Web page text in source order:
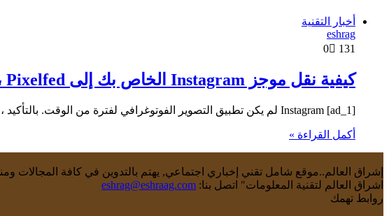
أخبار التقنية
eshrag
0
131
كيفية نقل موجز Instagram الخاص بك إلى Pixelfed ، تطبيق الصور الذي لا يتتبع كل حركة تقوم بها
[ad_1] Instagram لم يكن تطبيق التصوير الفوتوغرافي لفترة من الوقت. بالتأكيد ، يمكنك تحميل الصور إلى التطبيق ؛ قد يراه…
أكمل القراءة »
إشراق العالم..موقع شامل تقني إخباري اجتماعي, يهتم بالتدوين في كافة المجالات
اشراق العالم لتقنية المعلومات" اتصل بنا: eshrag@eshraag.com
روابط تهمك